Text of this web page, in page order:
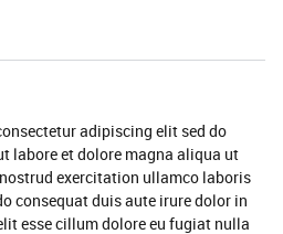
adipiscing elit sed do
labore et dolore magna aliqua ut
exercitation ullamco laboris
consequat duis aute irure dolor in
esse cillum dolore eu fugiat nulla